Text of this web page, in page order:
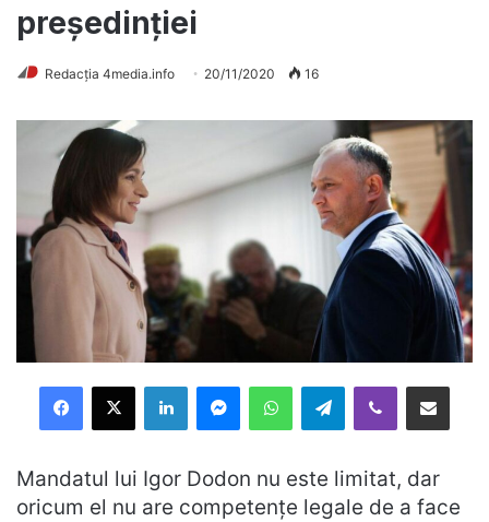
președinției
Redacția 4media.info 20/11/2020 16
Facebook
X LinkedInMessengerWhatsAppTelegramViber Distribuie prin mail
Mandatul lui Igor Dodon nu este limitat, dar
oricum el nu are competențe legale de a face